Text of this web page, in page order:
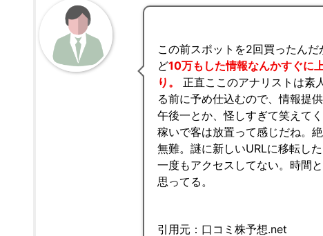
この前スポットを2回買ったん
ど10万もした情報なんかすぐに
り。
正直ここのアナリストは素
る前に予め仕込むので、情報提
午後一とか、怪しすぎて笑えて
稼いで客は放置って感じだね。
無難。謎に新しいURLに移転し
一度もアクセスしてない。時間
思ってる。
引用元：口コミ株予想.net